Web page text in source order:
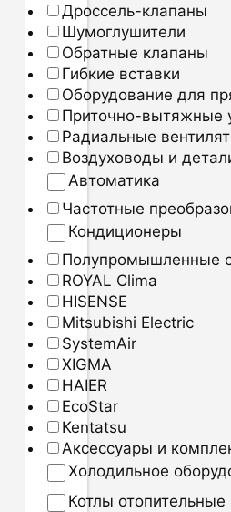
Дроссель-клапаны
Шумоглушители
Обратные клапаны
Гибкие вставки
Оборудование для
Приточно-вытяжные
Радиальные
Воздуховоды и
Автоматика
Частотные
Кондиционеры
Полупромышленные
ROYAL Clima
HISENSE
Mitsubishi Electric
SystemAir
XIGMA
HAIER
EcoStar
Kentatsu
Аксессуары и
Холодильное
Котлы отопительные